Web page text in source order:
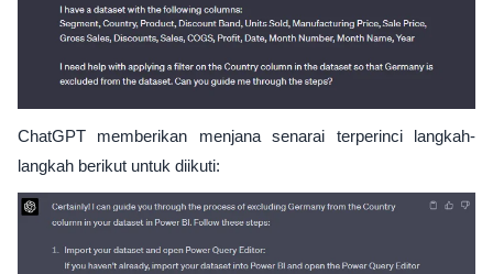
ChatGPT memberikan menjana senarai terperinci langkah-
langkah berikut untuk diikuti: